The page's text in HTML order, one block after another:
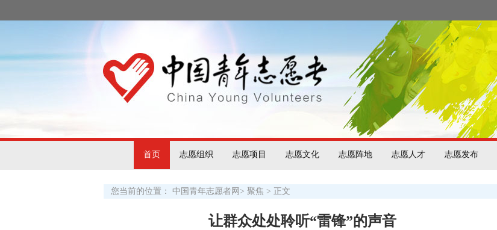
首页 志愿组织 志愿项目 志愿文化 志愿阵地 志愿人才 志愿发布
您当前的位置： 中国青年志愿者网 > 聚焦 > 正文
让群众处处聆听“雷锋”的声音